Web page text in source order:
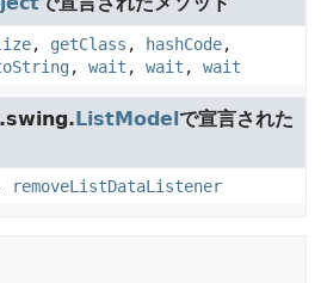
, getClass , hashCode,
, wait , wait , wait
ListModelで宣言された
removeListDataListener